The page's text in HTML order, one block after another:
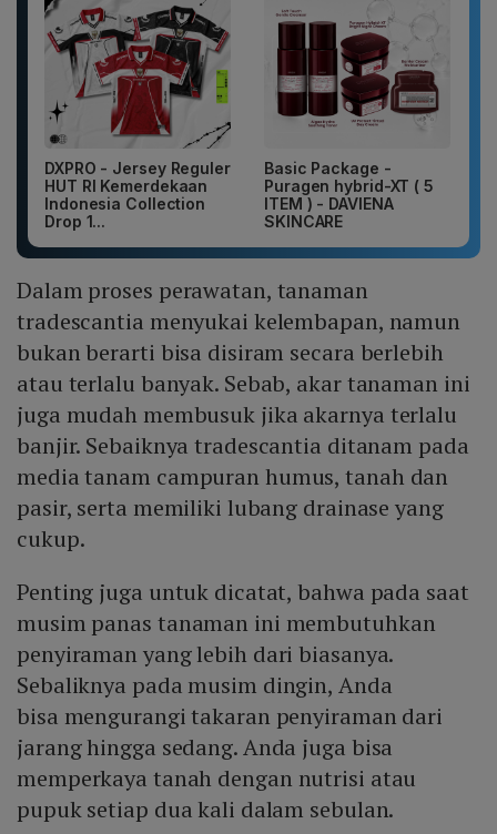
DXPRO - Jersey Reguler
HUT RI Kemerdekaan
Indonesia Collection
Drop 1...
Basic Package -
Puragen hybrid-XT ( 5
ITEM ) - DAVIENA
SKINCARE
Dalam proses perawatan, tanaman
tradescantia menyukai kelembapan, namun
bukan berarti bisa disiram secara berlebih
atau terlalu banyak. Sebab, akar tanaman ini
juga mudah membusuk jika akarnya terlalu
banjir. Sebaiknya tradescantia ditanam pada
media tanam campuran humus, tanah dan
pasir, serta memiliki lubang drainase yang
cukup.
Penting juga untuk dicatat, bahwa pada saat
musim panas tanaman ini membutuhkan
penyiraman yang lebih dari biasanya.
Sebaliknya pada musim dingin, Anda
bisa mengurangi takaran penyiraman dari
jarang hingga sedang. Anda juga bisa
memperkaya tanah dengan nutrisi atau
pupuk setiap dua kali dalam sebulan.